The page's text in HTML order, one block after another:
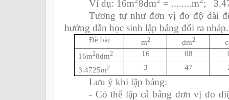
Ví dụ: 16m 8dm = ........m ;
Tương tự như đơn vị đo độ dài
hướng dẫn học sinh lập bảng đổi ra nháp.
Đề bài m2 dm2
16m28dm2 16 08
3.4725m2 3 47
Lưu ý khi lập bảng:
- Có thể lập cả bảng đơn vị đo